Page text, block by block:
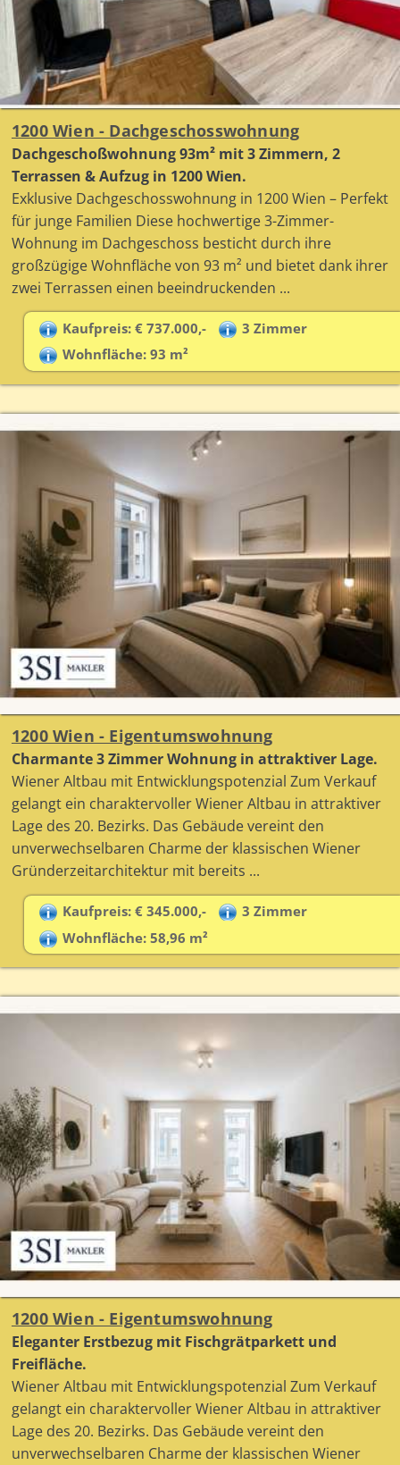
1200 Wien - Dachgeschosswohnung
Dachgeschoßwohnung 93m² mit 3 Zimmern, 2
Terrassen & Aufzug in 1200 Wien.
Exklusive Dachgeschosswohnung in 1200 Wien – Perfekt
für junge Familien Diese hochwertige 3-Zimmer-
Wohnung im Dachgeschoss besticht durch ihre
großzügige Wohnfläche von 93 m² und bietet dank ihrer
zwei Terrassen einen beeindruckenden ...
Kaufpreis: € 737.000,-
3 Zimmer
Wohnfläche: 93 m²
1200 Wien - Eigentumswohnung
Charmante 3 Zimmer Wohnung in attraktiver Lage.
Wiener Altbau mit Entwicklungspotenzial Zum Verkauf
gelangt ein charaktervoller Wiener Altbau in attraktiver
Lage des 20. Bezirks. Das Gebäude vereint den
unverwechselbaren Charme der klassischen Wiener
Gründerzeitarchitektur mit bereits ...
Kaufpreis: € 345.000,-
3 Zimmer
Wohnfläche: 58,96 m²
1200 Wien - Eigentumswohnung
Eleganter Erstbezug mit Fischgrätparkett und
Freifläche.
Wiener Altbau mit Entwicklungspotenzial Zum Verkauf
gelangt ein charaktervoller Wiener Altbau in attraktiver
Lage des 20. Bezirks. Das Gebäude vereint den
unverwechselbaren Charme der klassischen Wiener